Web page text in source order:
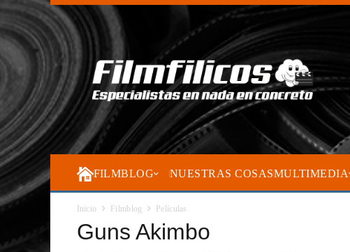
FILMBLOG NUESTRAS COSASMULTIMEDIA
Inicio Filmblog Películas
Guns Akimbo